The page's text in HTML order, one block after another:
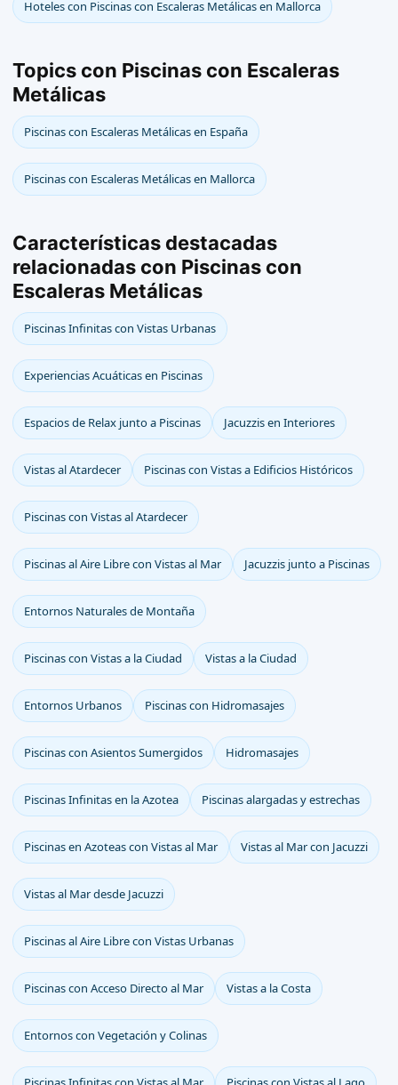
Hoteles con Piscinas con Escaleras Metálicas en Mallorca
Topics con Piscinas con Escaleras
Metálicas
Piscinas con Escaleras Metálicas en España
Piscinas con Escaleras Metálicas en Mallorca
Características destacadas
relacionadas con Piscinas con
Escaleras Metálicas
Piscinas Infinitas con Vistas Urbanas
Experiencias Acuáticas en Piscinas
Espacios de Relax junto a Piscinas Jacuzzis en Interiores
Vistas al Atardecer Piscinas con Vistas a Edificios Históricos
Piscinas con Vistas al Atardecer
Piscinas al Aire Libre con Vistas al Mar Jacuzzis junto a Piscinas
Entornos Naturales de Montaña
Piscinas con Vistas a la Ciudad Vistas a la Ciudad
Entornos Urbanos Piscinas con Hidromasajes
Piscinas con Asientos Sumergidos Hidromasajes
Piscinas Infinitas en la Azotea Piscinas alargadas y estrechas
Piscinas en Azoteas con Vistas al Mar Vistas al Mar con Jacuzzi
Vistas al Mar desde Jacuzzi
Piscinas al Aire Libre con Vistas Urbanas
Piscinas con Acceso Directo al Mar Vistas a la Costa
Entornos con Vegetación y Colinas